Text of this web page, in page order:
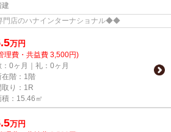
建
店のハナインターナショナル◆◆
万円
理費・共益費 3,500円)
：0ヶ月｜礼：0ヶ月
在階：1階
取り：1R
積：15.46㎡
万円